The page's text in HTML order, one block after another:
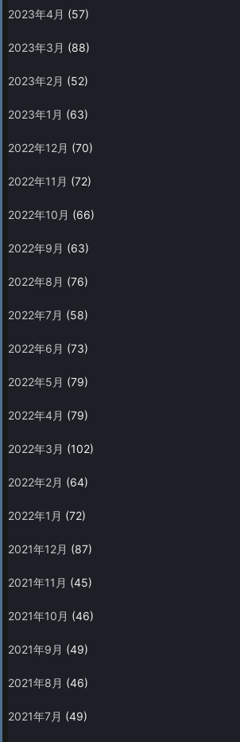
2023年4月 (57)
2023年3月 (88)
2023年2月 (52)
2023年1月 (63)
2022年12月 (70)
2022年11月 (72)
2022年10月 (66)
2022年9月 (63)
2022年8月 (76)
2022年7月 (58)
2022年6月 (73)
2022年5月 (79)
2022年4月 (79)
2022年3月 (102)
2022年2月 (64)
2022年1月 (72)
2021年12月 (87)
2021年11月 (45)
2021年10月 (46)
2021年9月 (49)
2021年8月 (46)
2021年7月 (49)